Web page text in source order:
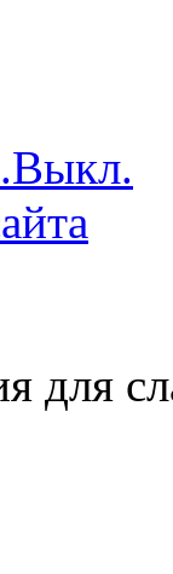
Выкл.
для